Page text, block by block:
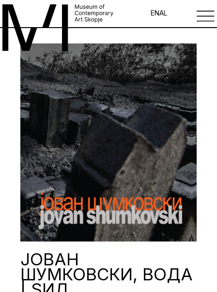
ENAL
ЈОВАН
ШУМКОВСКИ, ВОДА